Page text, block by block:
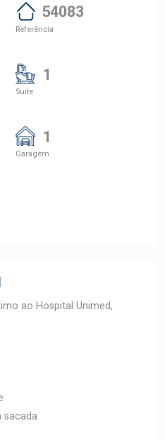
54083
Referência
1
Suite
1
Garagem
ao Hospital Unimed,
sacada